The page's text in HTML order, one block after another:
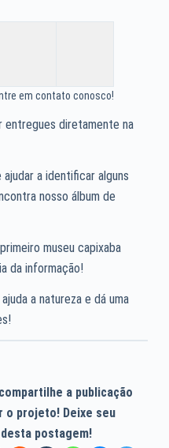
em contato conosco!
entregues diretamente na
a identificar alguns
nosso álbum de
museu capixaba
da informação!
a natureza e dá uma
a publicação
o projeto! Deixe seu
postagem!